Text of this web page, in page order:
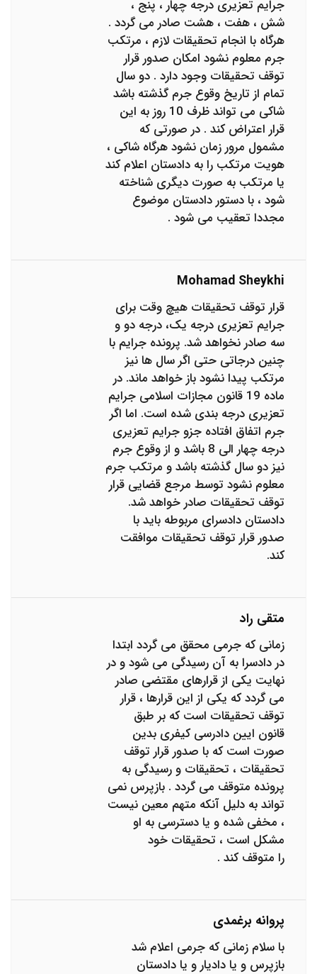
جرایم تعزیری درجه چهار ، پنج ،
شش ، هفت ، هشت صادر می گردد .
هرگاه با انجام تحقیقات لازم ، مرتکب
جرم معلوم نشود امکان صدور قرار
توقف تحقیقات وجود دارد . دو سال
تمام از تاریخ وقوع جرم گذشته باشد
شاکی می تواند ظرف 10 روز به این
قرار اعتراض کند . در صورتی که
مشمول مرور زمان نشود هرگاه شاکی ،
هویت مرتکب را به دادستان اعلام کند
یا مرتکب به صورت دیگری شناخته
شود ، با دستور دادستان موضوع
مجددا تعقیب می شود .
Mohamad Sheykhi
قرار توقف تحقیقات هیچ وقت برای
جرایم تعزیری درجه یک، درجه دو و
سه صادر نخواهد شد. پرونده جرایم با
چنین درجاتی حتی اگر سال ها نیز
مرتکب پیدا نشود باز خواهد ماند. در
ماده 19 قانون مجازات اسلامی جرایم
تعزیری درجه بندی شده است. اما اگر
جرم اتفاق افتاده جزو جرایم تعزیری
درجه چهار الی 8 باشد و از وقوع جرم
نیز دو سال گذشته باشد و مرتکب جرم
معلوم نشود توسط مرجع قضایی قرار
توقف تحقیقات صادر خواهد شد.
دادستان دادسرای مربوطه باید با
صدور قرار توقف تحقیقات موافقت
کند.
متقی راد
زمانی که جرمی محقق می گردد ابتدا
در دادسرا به آن رسیدگی می شود و در
نهایت یکی از قرارهای مقتضی صادر
می گردد که یکی از این قرارها ، قرار
توقف تحقیقات است که بر طبق
قانون ایین دادرسی کیفری بدین
صورت است که با صدور قرار توقف
تحقیقات ، تحقیقات و رسیدگی به
پرونده متوقف می گردد . بازپرس نمی
تواند به دلیل آنکه متهم معین نیست
، مخفی شده و یا دسترسی به او
مشکل است ، تحقیقات خود
را متوقف کند .
پروانه برغمدی
با سلام زمانی که جرمی اعلام شد
بازپرس و یا دادیار و یا دادستان